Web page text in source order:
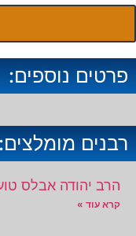
פרטים נוספים:
רבנים
הרב יהודה אבלס
קרא עוד »